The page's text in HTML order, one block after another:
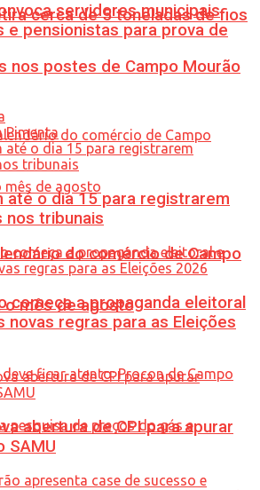
cerca de 5 toneladas de fios
nos postes de Campo Mourão
do comércio de Campo
o mês de agosto
servidores municipais
e pensionistas para prova de
Pimenta
até o dia 15 para registrarem
nos tribunais
começa a propaganda eleitoral
novas regras para as Eleições
abertura de CPI para apurar
SAMU